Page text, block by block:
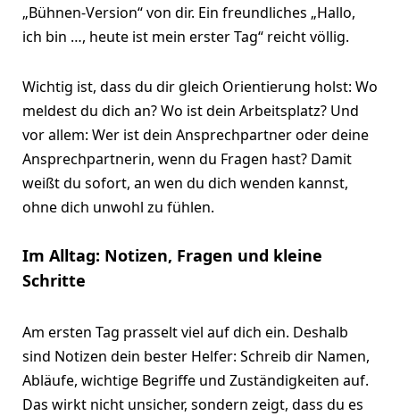
„Bühnen-Version“ von dir. Ein freundliches „Hallo,
ich bin …, heute ist mein erster Tag“ reicht völlig.
Wichtig ist, dass du dir gleich Orientierung holst: Wo
meldest du dich an? Wo ist dein Arbeitsplatz? Und
vor allem: Wer ist dein Ansprechpartner oder deine
Ansprechpartnerin, wenn du Fragen hast? Damit
weißt du sofort, an wen du dich wenden kannst,
ohne dich unwohl zu fühlen.
Im Alltag: Notizen, Fragen und kleine
Schritte
Am ersten Tag prasselt viel auf dich ein. Deshalb
sind Notizen dein bester Helfer: Schreib dir Namen,
Abläufe, wichtige Begriffe und Zuständigkeiten auf.
Das wirkt nicht unsicher, sondern zeigt, dass du es